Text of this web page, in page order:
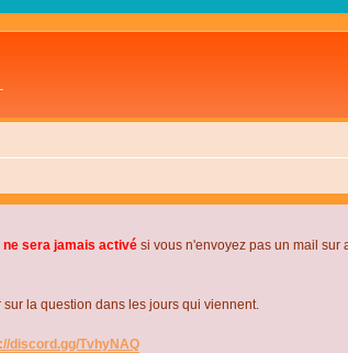
sera jamais activé si vous n'envoyez pas un mail sur
la question dans les jours qui viennent.
discord.gg/TvhyNAQ